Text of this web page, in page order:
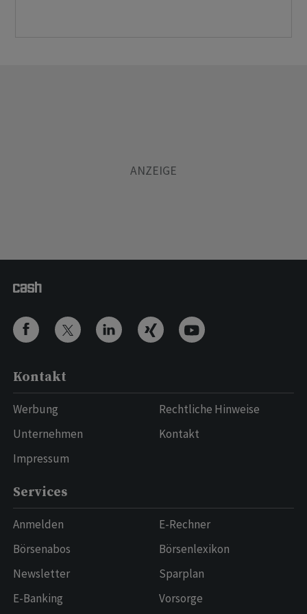
Kontakt
Werbung
Unternehmen
Impressum
Rechtliche Hinweise
Kontakt
Services
Anmelden
Börsenabos
Newsletter
E-Banking
E-Rechner
Börsenlexikon
Sparplan
Vorsorge